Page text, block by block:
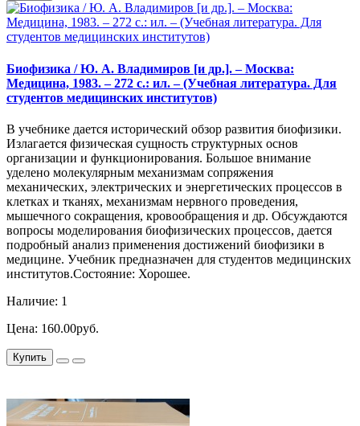
Биофизика / Ю. А. Владимиров [и др.]. – Москва:
Медицина, 1983. – 272 с.: ил. – (Учебная литература. Для
студентов медицинских институтов)
В учебнике дается исторический обзор развития биофизики.
Излагается физическая сущность структурных основ
организации и функционирования. Большое внимание
уделено молекулярным механизмам сопряжения
механических, электрических и энергетических процессов в
клетках и тканях, механизмам нервного проведения,
мышечного сокращения, кровообращения и др. Обсуждаются
вопросы моделирования биофизических процессов, дается
подробный анализ применения достижений биофизики в
медицине. Учебник предназначен для студентов медицинских
институтов.Состояние: Хорошее.
Наличие: 1
Цена: 160.00руб.
Купить